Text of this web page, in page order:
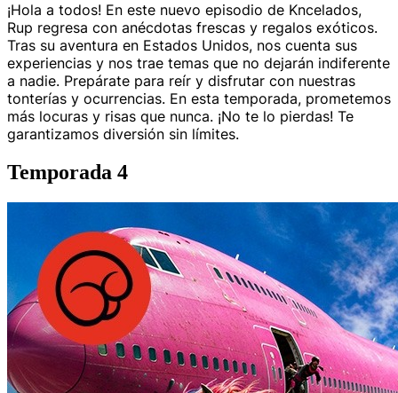
¡Hola a todos! En este nuevo episodio de Kncelados,
Rup regresa con anécdotas frescas y regalos exóticos.
Tras su aventura en Estados Unidos, nos cuenta sus
experiencias y nos trae temas que no dejarán indiferente
a nadie. Prepárate para reír y disfrutar con nuestras
tonterías y ocurrencias. En esta temporada, prometemos
más locuras y risas que nunca. ¡No te lo pierdas! Te
garantizamos diversión sin límites.
Temporada 4